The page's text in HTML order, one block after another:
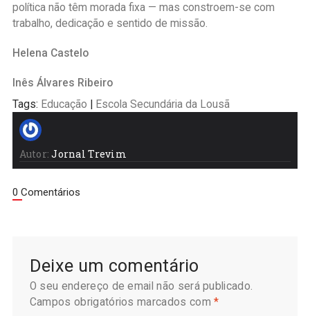
política não têm morada fixa — mas constroem-se com
trabalho, dedicação e sentido de missão.
Helena Castelo
Inês Álvares Ribeiro
Tags: Educação Escola Secundária da Lousã
Autor: Jornal Trevim
0 Comentários
Deixe um comentário
O seu endereço de email não será publicado.
Campos obrigatórios marcados com*